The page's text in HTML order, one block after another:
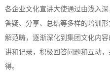
各企业文化宣讲大使通过由浅入
答疑、分享、总结等多样的培训
解范畴，逐渐深化到集团文化内
讲和记录，积极回答问题和互动
得。